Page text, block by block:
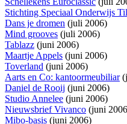
Stichting Speciaal Onderwijs
Dans je dromen (juli 2006)
Mind grooves (juli 2006)
Tablazz (juni 2006)
Maartje Appels (juni 2006)
Toverland (juni 2006)
Aarts en Co: kantoormeubiliar
Daniel de Rooij (juni 2006)
Studio Annelee (juni 2006)
Nieuwsbrief Vivanco (juni
Mibo-basis (juni 2006)